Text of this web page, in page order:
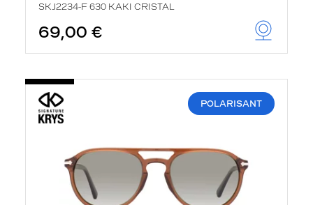
SKJ2234-F 630 KAKI CRISTAL
69,00 €
POLARISANT